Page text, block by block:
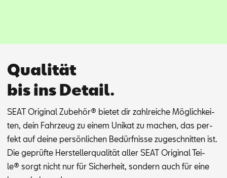
Qualität
bis ins Detail.
SEAT Ori­gi­nal Zu­be­hör® bie­tet dir zahl­rei­che Mög­lich­kei­
ten, dein Fahr­zeug zu ei­nem Uni­kat zu ma­chen, das per­
fekt auf dei­ne per­sön­li­chen Be­dürf­nis­se zu­ge­schnit­ten ist.
Die ge­prüf­te Her­stel­ler­qua­li­tät al­ler SEAT Ori­gi­nal Tei­
le® sorgt nicht nur für Si­cher­heit, son­dern auch für eine